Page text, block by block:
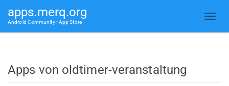
apps.merq.org
Android Community • App Store
Apps von oldtimer-veranstaltung